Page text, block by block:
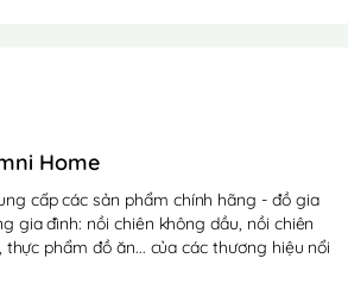
Home
cấp các sản phẩm chính hãng - đồ gia
gia đình: nồi chiên không dầu, nồi chiên
phẩm đồ ăn... của các thương hiệu nổi